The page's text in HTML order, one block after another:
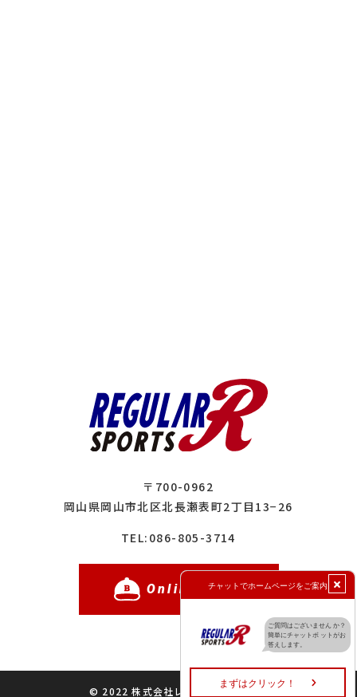
〒700-0962
岡山県岡山市北区北長瀬表町2丁目13−26
TEL:086-805-3714
Online Shop
© 2022 株式会社レギュラースポーツ